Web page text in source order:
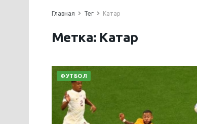
Главная Тег Катар
Метка: Катар
ФУТБОЛ